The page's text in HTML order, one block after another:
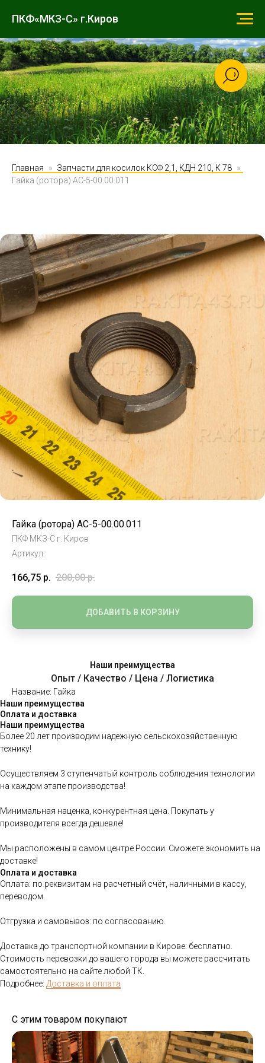
ПКФ«МКЗ-С» г.Киров
Главная
Запчасти для косилок КСФ 2,1, КДН 210, К 78
Гайка (ротора) АС-5-00.00.011
Гайка (ротора) АС-5-00.00.011
ПКФ МКЗ-С г. Киров
Артикул:
166,75 р. 200,00 р.
ДОБАВИТЬ В КОРЗИНУ
Наши преимущества
Опыт / Качество / Цена / Логистика
Название: Гайка
Наши преимущества
Оплата и доставка
Наши преимущества
Более 20 лет производим надежную сельскохозяйственную
технику!
Осуществляем 3 ступенчатый контроль соблюдения технологии
на каждом этапе производства!
Минимальная наценка, конкурентная цена. Покупать у
производителя всегда дешевле!
Мы расположены в самом центре России. Сможете экономить на
доставке!
Оплата и доставка
Оплата: по реквизитам на расчетный счёт, наличными в кассу,
переводом.
Отгрузка и самовывоз: по согласованию.
Доставка до транспортной компании в Кирове: бесплатно.
Стоимость перевозки до вашего города вы можете рассчитать
самостоятельно на сайте любой ТК.
Подробнее: Доставка и оплата
С этим товаром покупают